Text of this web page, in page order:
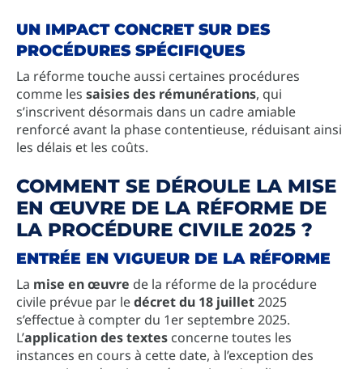
UN IMPACT CONCRET SUR DES
PROCÉDURES SPÉCIFIQUES
La réforme touche aussi certaines procédures
comme les saisies des rémunérations, qui
s’inscrivent désormais dans un cadre amiable
renforcé avant la phase contentieuse, réduisant ainsi
les délais et les coûts.
COMMENT SE DÉROULE LA MISE
EN ŒUVRE DE LA RÉFORME DE
LA PROCÉDURE CIVILE 2025 ?
ENTRÉE EN VIGUEUR DE LA RÉFORME
La mise en œuvre de la réforme de la procédure
civile prévue par ledécret du 18 juillet2025
s’effectue à compter du 1er septembre 2025.
L’application des textes concerne toutes les
instances en cours à cette date, à l’exception des